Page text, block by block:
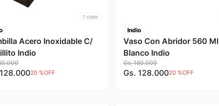
1 color
Acero Inoxidable C/
Indio
.000
128.00020 %OFF
Indio
Vaso Con Abridor 560 Ml
Blanco Indio
Gs. 160.000
Gs. 128.00020 %OFF